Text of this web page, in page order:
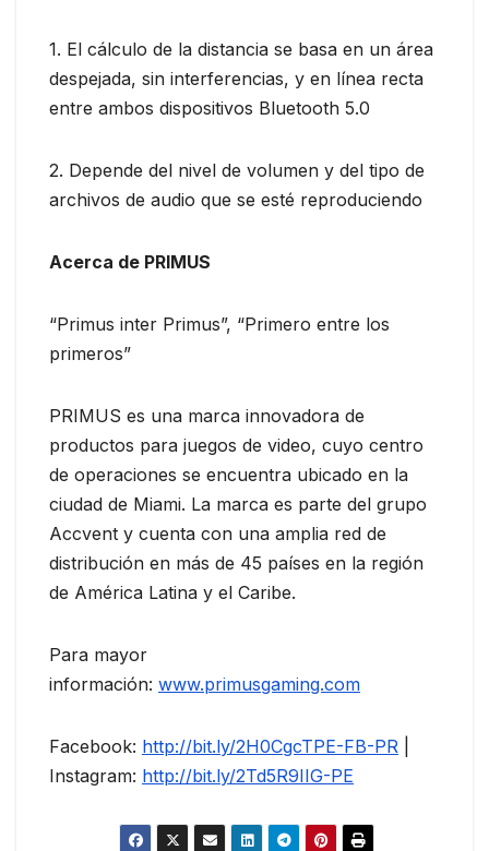
1. El cálculo de la distancia se basa en un área
despejada, sin interferencias, y en línea recta
entre ambos dispositivos Bluetooth 5.0
2. Depende del nivel de volumen y del tipo de
archivos de audio que se esté reproduciendo
Acerca de PRIMUS
“Primus inter Primus”, “Primero entre los
primeros”
PRIMUS es una marca innovadora de
productos para juegos de video, cuyo centro
de operaciones se encuentra ubicado en la
ciudad de Miami. La marca es parte del grupo
Accvent y cuenta con una amplia red de
distribución en más de 45 países en la región
de América Latina y el Caribe.
Para mayor
información: www.primusgaming.com
Facebook: http://bit.ly/2H0CgcTPE-FB-PR
Instagram: http://bit.ly/2Td5R9IIG-PE